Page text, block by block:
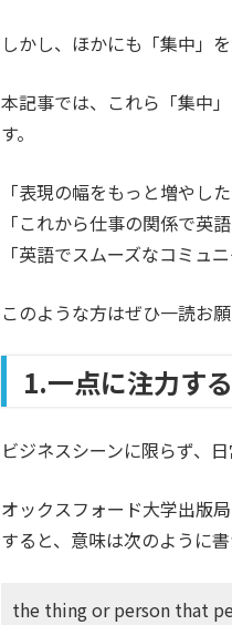
しかし、ほかにも「集中」
本記事では、これら「集中
す。
「表現の幅をもっと増やした
「これから仕事の関係で英
「英語でスムーズなコミュ
このような方はぜひ一読お願
1.一点に注力す
ビジネスシーンに限らず、
オックスフォード大学出版
すると、意味は次のように書
the thing or person that